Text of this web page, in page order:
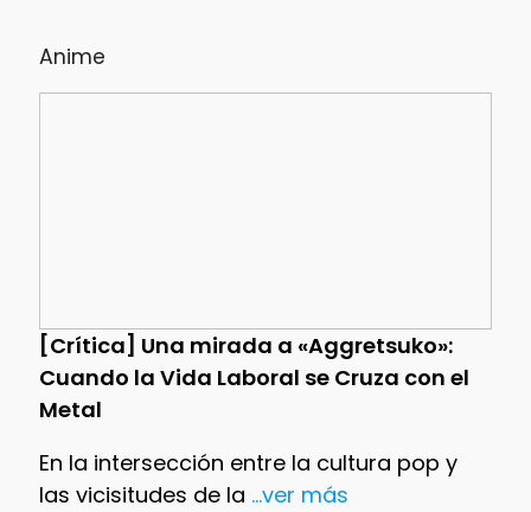
Anime
[Crítica] Una mirada a «Aggretsuko»:
Cuando la Vida Laboral se Cruza con el
Metal
En la intersección entre la cultura pop y
las vicisitudes de la ...ver más